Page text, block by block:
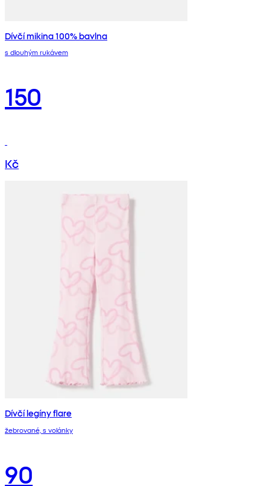
Dívčí mikina 100% bavlna
s dlouhým rukávem
150
Kč
Dívčí legíny flare
žebrované, s volánky
90